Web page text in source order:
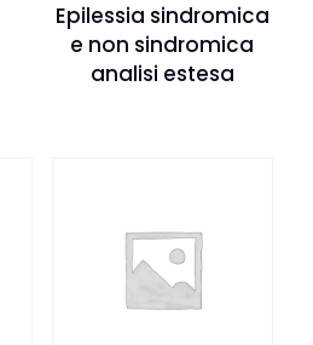
Epilessia sindromica
e non sindromica
analisi estesa